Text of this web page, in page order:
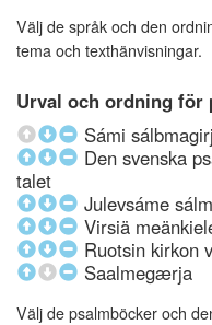
Välj de språk och den
tema och texthänvisningar.
Urval och ordning för
Sámi
Den svenska
talet
Julevsáme
Virsiä
Ruotsin kirkon
Saalmegærja
Välj de psalmböcker och